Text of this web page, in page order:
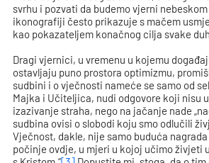
svrhu i pozvati da budemo vjerni
ikonografiji često prikazuje s mačem
kao pokazateljem konačnog cilja svake
Dragi vjernici, u vremenu u kojemu
ostavljaju puno prostora optimizmu,
sudbini i o vječnosti nameće se samo od
Majka i Učiteljica, nudi odgovore koji nisu
izazivanje straha, nego na jačanje nade
sudbina ovisi o slobodi koju smo odlučili
Vječnost, dakle, nije samo buduća
počinje ovdje, u mjeri u kojoj učimo živjeti